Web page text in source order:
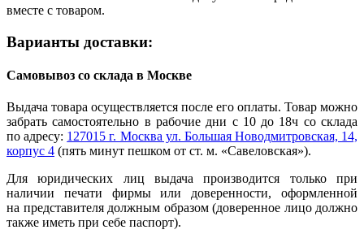
вместе с товаром.
Варианты доставки:
Самовывоз со склада в Москве
Выдача товара осуществляется после его оплаты. Товар можно
забрать самостоятельно в рабочие дни с 10 до 18ч со склада
по адресу: 127015 г. Москва ул. Большая Новодмитровская, 14,
корпус 4 (пять минут пешком от ст. м. «Савеловская»).
Для юридических лиц выдача производится только при
наличии печати фирмы или доверенности, оформленной
на представителя должным образом (доверенное лицо должно
также иметь при себе паспорт).